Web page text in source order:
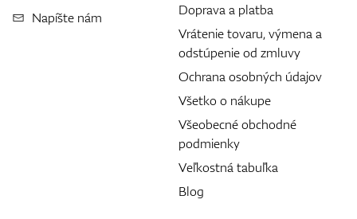
Napíšte nám
Doprava a platba
Vrátenie tovaru, výmena a
odstúpenie od zmluvy
Ochrana osobných údajov
Všetko o nákupe
Všeobecné obchodné
podmienky
Veľkostná tabuľka
Blog